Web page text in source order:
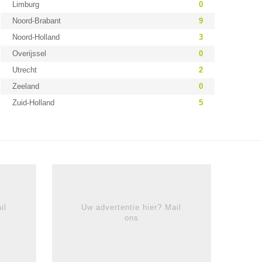
Limburg
0
Noord-Brabant
9
Noord-Holland
3
Overijssel
0
Utrecht
2
Zeeland
0
Zuid-Holland
5
Uw advertentie hier? Mail
ons